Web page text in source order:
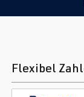
Flexibel